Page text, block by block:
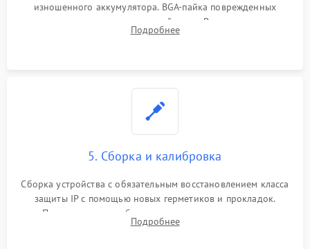
изношенного аккумулятора. BGA-пайка поврежденных
контроллеров на материнской плате. Восстановление
разъемов и кнопок, замена поврежденных элементов
Подробнее
5. Сборка и калибровка
Сборка устройства с обязательным восстановлением класса
защиты IP с помощью новых герметиков и прокладок.
Программная калибровка матрицы по эталонному
абсолютно черному телу для точного измерения температур.
Подробнее